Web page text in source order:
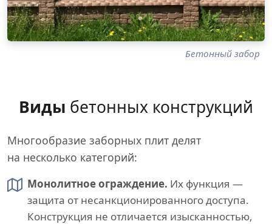
Бетонный забор
Виды бетонных конструкций
Многообразие заборных плит делят
на несколько категорий:
Монолитное ограждение. Их функция —
защита от несанкционированного доступа.
Конструкция не отличается изысканностью,